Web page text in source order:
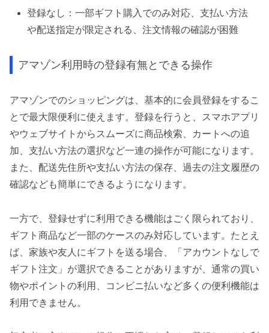
登録なし：一部ギフト購入でのみ対応、支払い方法
や配送指定が限定される、注文情報の確認が困難
アマゾン利用時の登録有無とできる操作
アマゾンでのショッピングは、基本的に会員登録をするこ
とで最大限便利に使えます。登録を行うと、スマホアプリ
やウェブサイトからスムーズに商品検索、カートへの追
加、支払い方法の選択など一連の操作が可能になります。
また、配送先住所や支払い方法の保存、過去の注文履歴の
確認なども簡単にできるようになります。
一方で、登録せずに利用できる機能はごく限られており、
ギフト商品など一部のケースのみ対応しています。たとえ
ば、家族や友人にギフトを送る場合、「アカウントなしで
ギフト注文」が選択できることがありますが、通常の買い
物やポイントの利用、コンビニ払いなど多くの便利機能は
利用できません。